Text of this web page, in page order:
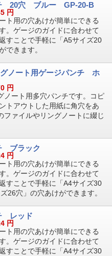
20穴 ブルー GP-20-B
円
ト用の穴あけが簡単にできる
。ゲージのガイドに合わせて
すことで手軽に「A5サイズ20
できます。
ノート用ゲージパンチ ホ
円
ノート用多穴パンチです。コピ
トアウトした用紙に角穴をあ
ファイルやリングノートに綴じ
ブラック
円
ト用の穴あけが簡単にできる
。ゲージのガイドに合わせて
すことで手軽に「A4サイズ30
26穴」の穴あけができます。
レッド
円
ト用の穴あけが簡単にできる
。ゲージのガイドに合わせて
すことで手軽に「A4サイズ30